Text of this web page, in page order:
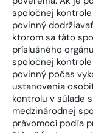
spoločnej
povinný
ktorom sa táto
príslušného
spoločnej
povinný počas
ustanovenia
kontrolu v súlade
medzinárodnej
právomocí podľa